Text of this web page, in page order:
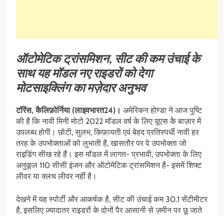
ऑटोमेटिक ट्रांसमिशन, सीट की कम उंचाई के
साथ यह मॉडल नए राइडरों को देगा
मोटसाइक्लिंग का मज़ेदार अनुभव
टॉरेंस, कैलिफ़ोर्निया (लाइवभारत24)। अमेरिकन होण्डा ने आज पुष्टि
की है कि नावी मिनी मोटो 2022 मॉडल वर्ष के लिए यूएस केे बाज़ार में
उपलब्ध होगी। छोटी, सुलभ, किफ़ायती एवं बेहद प्रतिस्पर्धी नावी हर
तरह के उपभोक्ताओं को लुभाती है, खासतौर पर वे उपभोक्ता जो
राइडिंग सीख रहे हैं। इस मॉडल में लागत- प्रभावी, उपभोक्ता के लिए
अनुकूल 110 सीसी इंजन और ऑटोमेटिक ट्रांसमिशन है- इसमें शिफ्ट
लीवर या क्लच लीवर नहीं है।
देखने में यह स्पोर्टी और आकर्षक है, सीट की उंचाई कम 30.1 सेंटीमीटर
है, इसलिए ज़्यादातर राइडरों के दोनों पैर आसानी से ज़मीन पर छू जाते